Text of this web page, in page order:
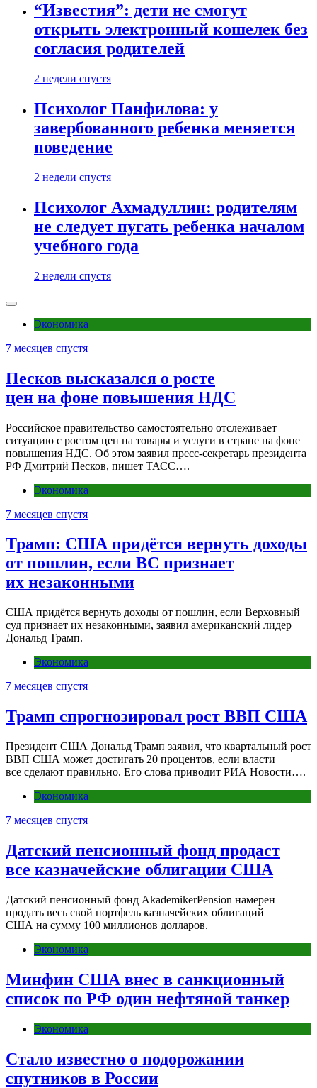
“Известия”: дети не смогут
открыть электронный кошелек без
согласия родителей
2 недели спустя
Психолог Панфилова: у
завербованного ребенка меняется
поведение
2 недели спустя
Психолог Ахмадуллин: родителям
не следует пугать ребенка началом
учебного года
2 недели спустя
Экономика
7 месяцев спустя
Песков высказался о росте
цен на фоне повышения НДС
Российское правительство самостоятельно отслеживает
ситуацию с ростом цен на товары и услуги в стране на фоне
повышения НДС. Об этом заявил пресс-секретарь президента
РФ Дмитрий Песков, пишет ТАСС….
Экономика
7 месяцев спустя
Трамп: США придётся вернуть доходы
от пошлин, если ВС признает
их незаконными
США придётся вернуть доходы от пошлин, если Верховный
суд признает их незаконными, заявил американский лидер
Дональд Трамп.
Экономика
7 месяцев спустя
Трамп спрогнозировал рост ВВП США
Президент США Дональд Трамп заявил, что квартальный рост
ВВП США может достигать 20 процентов, если власти
все сделают правильно. Его слова приводит РИА Новости….
Экономика
7 месяцев спустя
Датский пенсионный фонд продаст
все казначейские облигации США
Датский пенсионный фонд AkademikerPension намерен
продать весь свой портфель казначейских облигаций
США на сумму 100 миллионов долларов.
Экономика
Минфин США внес в санкционный
список по РФ один нефтяной танкер
Экономика
Стало известно о подорожании
спутников в России